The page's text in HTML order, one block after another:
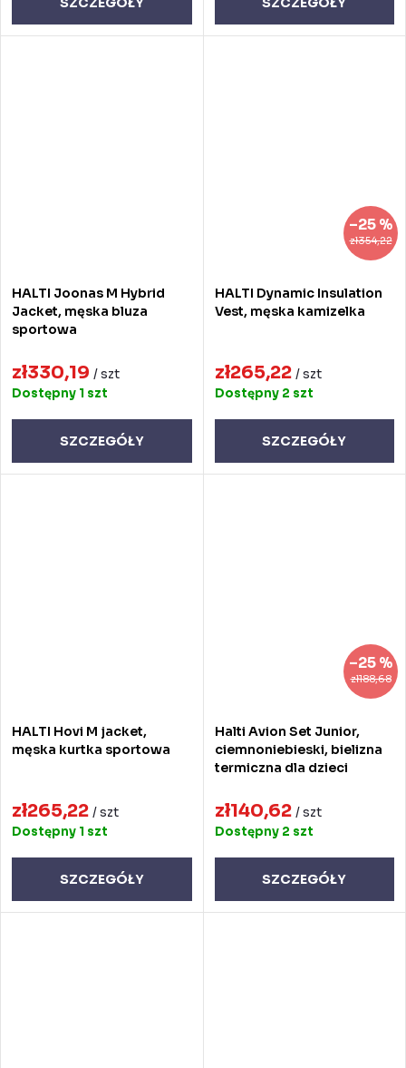
HALTI Joonas M Hybrid
Jacket, męska bluza
sportowa
zł330,19 / szt
Dostępny 1 szt
SZCZEGÓŁY
zł354,22
–25 %
HALTI Dynamic Insulation
Vest, męska kamizelka
zł265,22 / szt
Dostępny 2 szt
SZCZEGÓŁY
HALTI Hovi M jacket,
męska kurtka sportowa
zł265,22 / szt
Dostępny 1 szt
SZCZEGÓŁY
zł188,68
–25 %
Halti Avion Set Junior,
ciemnoniebieski, bielizna
termiczna dla dzieci
zł140,62 / szt
Dostępny 2 szt
SZCZEGÓŁY